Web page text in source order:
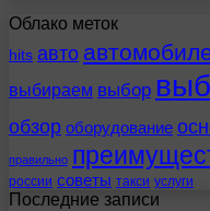
Облако меток
hits авто
выбираем выбор
обзор оборудование
правильно
россии советы такси услуги
Последние записи